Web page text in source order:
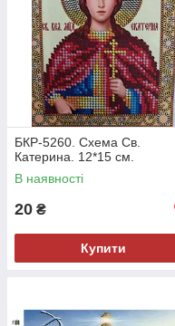
БКР-5260. Схема Св.
Катерина. 12*15 см.
В наявності
20 ₴
Купити